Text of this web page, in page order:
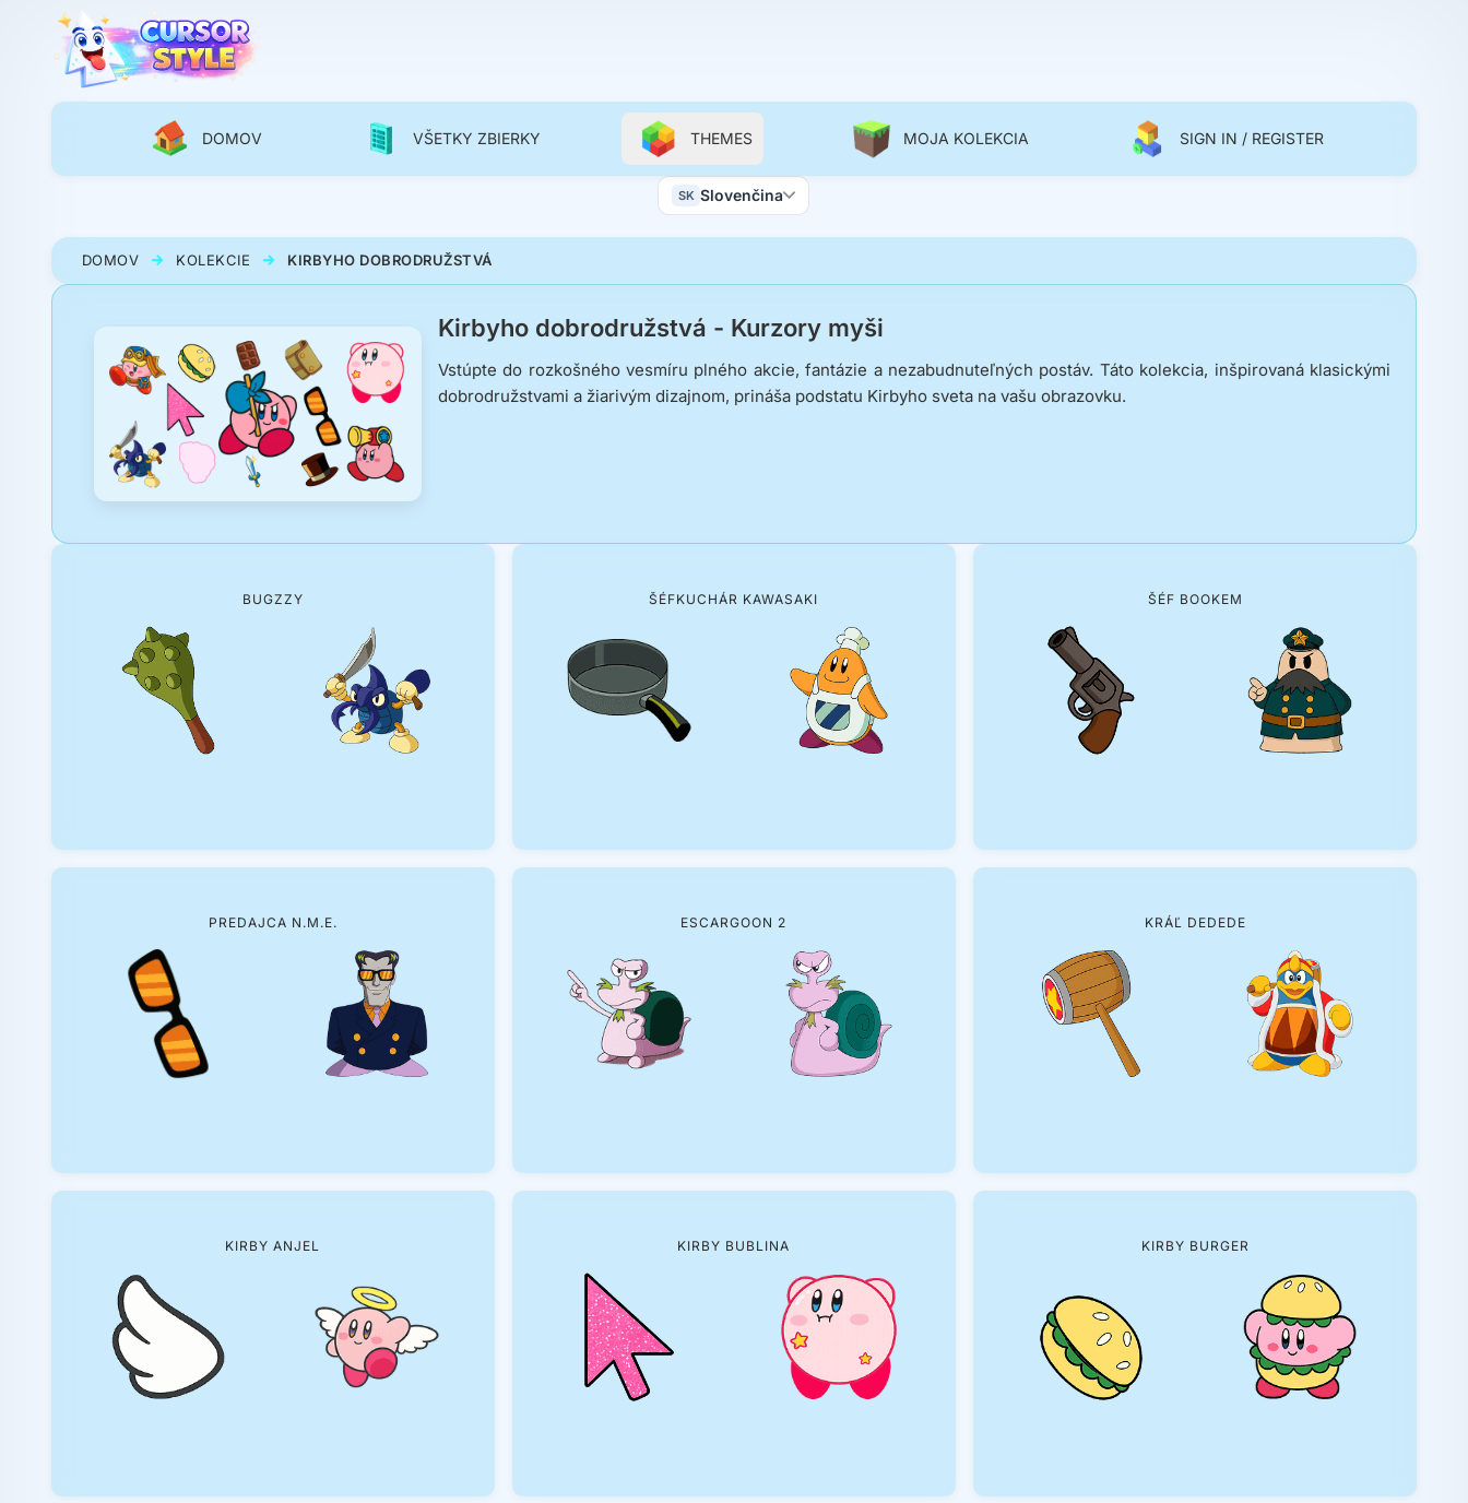
DOMOV VŠETKY ZBIERKY THEMES
Color Scheme
Wallpapers
MOJA KOLEKCIA SIGN IN / REGISTER
SK Slovenčina
DOMOV KOLEKCIE KIRBYHO DOBRODRUŽSTVÁ
Kirbyho dobrodružstvá - Kurzory myši
Vstúpte do rozkošného vesmíru plného akcie, fantázie a nezabudnuteľných postáv. Táto kolekcia, inšpirovaná klasickými
dobrodružstvami a žiarivým dizajnom, prináša podstatu Kirbyho sveta na vašu obrazovku.
BUGZZY ŠÉFKUCHÁR KAWASAKI ŠÉF BOOKEM
PREDAJCA N.M.E. ESCARGOON 2 KRÁĽ DEDEDE
KIRBY ANJEL KIRBY BUBLINA KIRBY BURGER